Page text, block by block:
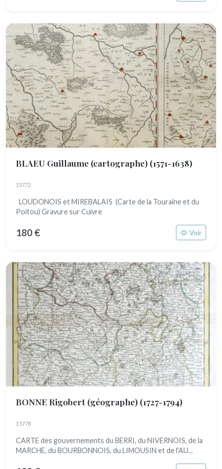
BLAEU Guillaume (cartographe) (1571-1638)
15772
LOUDONOIS et MIREBALAIS (Carte de la Touraine et du
Poitou) Gravure sur Cuivre
180 € Voir
BONNE Rigobert (géographe) (1727-1794)
15778
CARTE des gouvernements du BERRI, du NIVERNOIS, de la
MARCHE, du BOURBONNOIS, du LIMOUSIN et de l'AU...